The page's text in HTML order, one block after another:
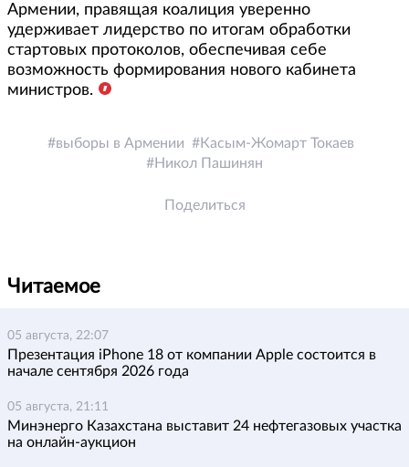
Армении, правящая коалиция уверенно
удерживает лидерство по итогам обработки
стартовых протоколов, обеспечивая себе
возможность формирования нового кабинета
министров.
выборы в Армении
Касым-Жомарт Токаев
Никол Пашинян
Поделиться
Читаемое
05 августа, 22:07
Презентация iPhone 18 от компании Apple состоится в
начале сентября 2026 года
05 августа, 21:11
Минэнерго Казахстана выставит 24 нефтегазовых участка
на онлайн-аукцион